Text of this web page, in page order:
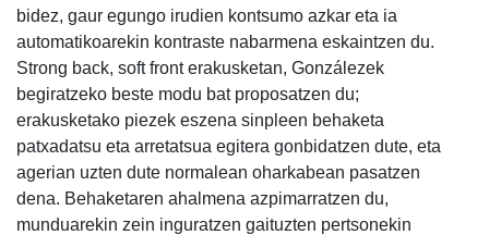
bidez, gaur egungo irudien kontsumo azkar eta ia
automatikoarekin kontraste nabarmena eskaintzen du.
Strong back, soft front erakusketan, Gonzálezek
begiratzeko beste modu bat proposatzen du;
erakusketako piezek eszena sinpleen behaketa
patxadatsu eta arretatsua egitera gonbidatzen dute, eta
agerian uzten dute normalean oharkabean pasatzen
dena. Behaketaren ahalmena azpimarratzen du,
munduarekin zein inguratzen gaituzten pertsonekin